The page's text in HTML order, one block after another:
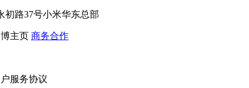
初路37号小米华东总部
主页 商务合作
服务协议